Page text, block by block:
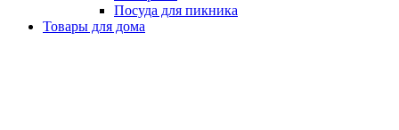
Посуда для пикника
Товары для дома